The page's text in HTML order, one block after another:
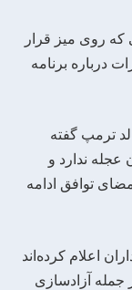
روی میز قرار
درباره برنامه
ترمپ گفته
عجله ندارد و
توافق ادامه
اعلام کرده‌اند
جمله آزادسازی